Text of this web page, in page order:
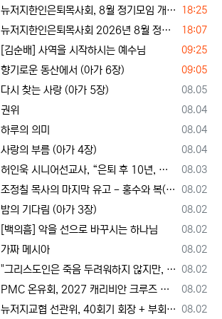
등록일
18:25
뉴저지한인은퇴목사회, 8월 정기모임 개최… 장석진 목사 “우리가 받을 칭찬은?” 설교
등록일
18:07
뉴저지한인은퇴목사회 2026년 8월 정기 모임
등록일
09:25
[김순배] 사역을 시작하시는 예수님
등록일
09:05
향기로운 동산에서 (아가 6장)
등록일
08.05
다시 찾는 사랑 (아가 5장)
등록일
08.04
권위
등록일
08.04
하루의 의미
등록일
08.04
사랑의 부름 (아가 4장)
등록일
08.03
허인욱 시니어선교사, “은퇴 후 10년, 시니어를 다시 선교사로 세우는 사역에 헌신”
등록일
08.02
조정칠 목사의 마지막 유고 - 홍수와 복(福) 자(字)
등록일
08.02
밤의 기다림 (아가 3장)
등록일
08.02
[백의흠] 악을 선으로 바꾸시는 하나님
등록일
08.02
가짜 메시아
등록일
08.02
"그리스도인은 죽음 두려워하지 않지만, 살아 있는 동안 다른 사람의 유익 + 믿음의 진보 위해 살아야"
등록일
08.02
PMC 온유회, 2027 캐리비안 크루즈 전도여행 참가자 모집
등록일
08.02
뉴저지교협 선관위, 40회기 회장 + 부회장 후보 등록 + 추천 절차 공고 --- 8월 28일 등록 마감, 9월 28일 선거